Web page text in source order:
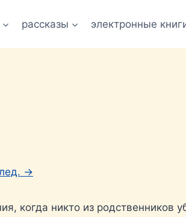
рассказы электронные
→
когда никто из родственников